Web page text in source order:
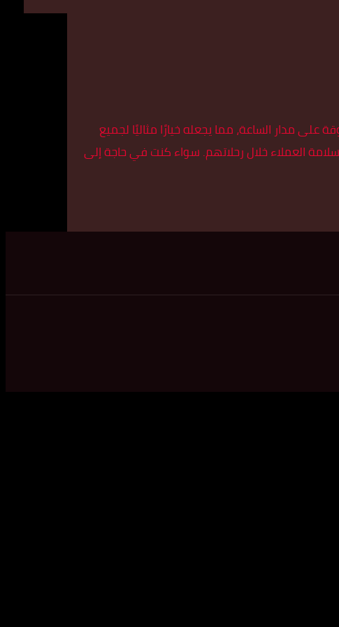
مدار الساعة، مما يجعله خيارًا مثاليًا لجميع
وسلامة العملاء خلال رحلاتهم. سواء كنت في حاجة إلى